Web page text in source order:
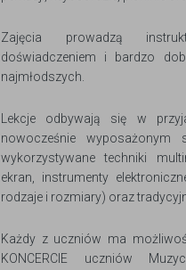
Zajęcia prowadzą
doświadczeniem i bardzo
najmłodszych.
Lekcje odbywają się w
nowocześnie wyposażonym
wykorzystywane techniki
ekran, instrumenty
rodzaje i rozmiary) oraz
Każdy z uczniów ma
KONCERCIE uczniów